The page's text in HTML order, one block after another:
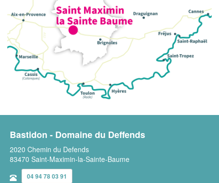
Bastidon - Domaine du Deffends
2020 Chemin du Defends
83470 Saint-Maximin-la-Sainte-Baume
04 94 78 03 91